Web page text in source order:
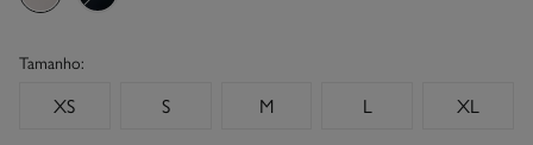
Tamanho:
XS S M L XL